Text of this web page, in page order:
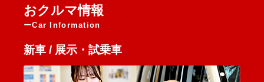
おクルマ情報
Car Information
新車 / 展示・試乗車